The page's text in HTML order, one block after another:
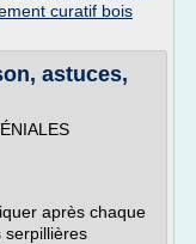
curatif bois
astuces,
après chaque
serpillières